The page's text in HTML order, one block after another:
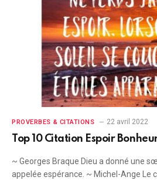
PROVERBES & CITATIONS 22 avril 2022
Top 10 Citation Espoir
~ Georges Braque Dieu a donné une
appelée espérance. ~ Michel-Ange Le